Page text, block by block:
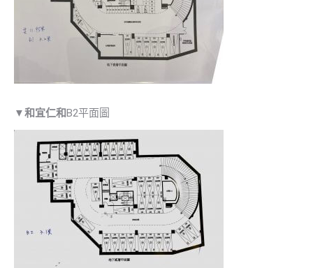
▼和宜仁和B2平面圖